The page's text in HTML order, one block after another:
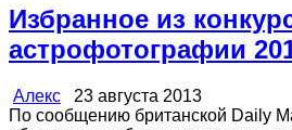
Избранное из
астрофотографии
Алекс 23 августа 2013
По сообщению британской Daily